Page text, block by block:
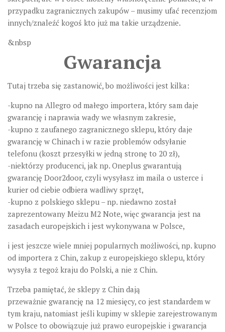
przypadku zagranicznych zakupów – musimy ufać recenzjom
innych/znaleźć kogoś kto już ma takie urządzenie.
&nbsp
Gwarancja
Tutaj trzeba się zastanowić, bo możliwości jest kilka:
-kupno na Allegro od małego importera, który sam daje
gwarancję i naprawia wady we własnym zakresie,
-kupno z zaufanego zagranicznego sklepu, który daje
gwarancję w Chinach i w razie problemów odsyłanie
telefonu (koszt przesyłki w jedną stronę to 20 zł),
-niektórzy producenci, jak np. Oneplus gwarantują
gwarancję Door2door, czyli wysyłasz im maila o usterce i
kurier od ciebie odbiera wadliwy sprzęt,
-kupno z polskiego sklepu – np. niedawno został
zaprezentowany Meizu M2 Note, więc gwarancja jest na
zasadach europejskich i jest wykonywana w Polsce,
i jest jeszcze wiele mniej popularnych możliwości, np. kupno
od importera z Chin, zakup z europejskiego sklepu, który
wysyła z tegoż kraju do Polski, a nie z Chin.
Trzeba pamiętać, że sklepy z Chin dają
przeważnie gwarancję na 12 miesięcy, co jest standardem w
tym kraju, natomiast jeśli kupimy w sklepie zarejestrowanym
w Polsce to obowiązuje już prawo europejskie i gwarancja